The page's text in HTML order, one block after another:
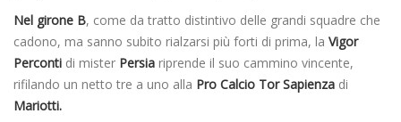
Nel girone B, come da tratto distintivo delle grandi squadre che
cadono, ma sanno subito rialzarsi più forti di prima, la Vigor
Perconti di mister Persia riprende il suo cammino vincente,
rifilando un netto tre a uno alla Pro Calcio Tor Sapienza di
Mariotti.